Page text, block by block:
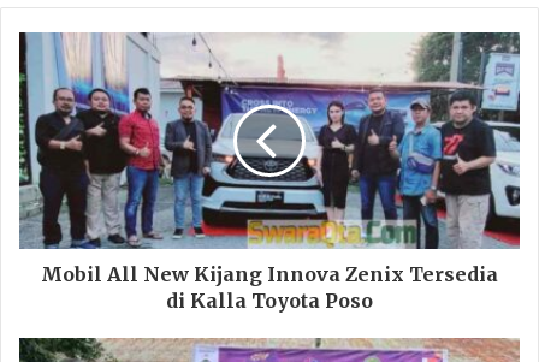
Mobil All New Kijang Innova Zenix Tersedia
di Kalla Toyota Poso